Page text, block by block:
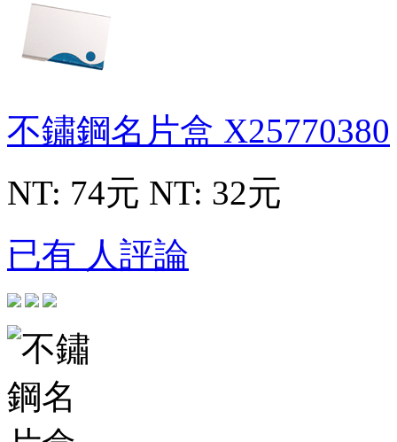
不鏽鋼名片盒 X25770380
NT: 74元 NT: 32元
已有 人評論